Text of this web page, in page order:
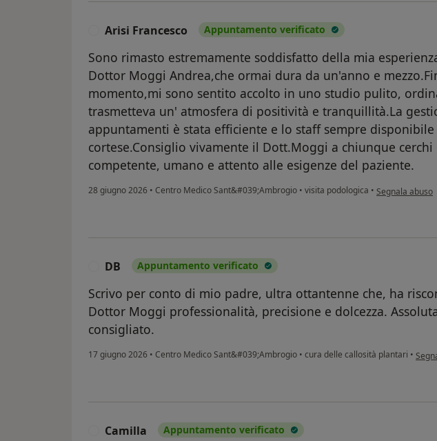
Arisi Francesco Appuntamento verificato
Sono rimasto estremamente soddisfatto della mia
Dottor Moggi Andrea,che ormai dura da un'anno e
momento,mi sono sentito accolto in uno studio pulito,
trasmetteva un' atmosfera di positività e tranquillità.La
appuntamenti è stata efficiente e lo staff sempre disponibile
cortese.Consiglio vivamente il Dott.Moggi a chiunque cerchi
competente, umano e attento alle esigenze del paziente.
28 giugno 2026 • Centro Medico Sant&#039;Ambrogio • visita podologica • secondo
Segnala abuso
DB Appuntamento verificato
Scrivo per conto di mio padre, ultra ottantenne che, ha
Dottor Moggi professionalità, precisione e dolcezza.
consigliato.
17 giugno 2026 • Centro Medico Sant&#039;Ambrogio • cura delle callosità plantari •
Camilla Appuntamento verificato